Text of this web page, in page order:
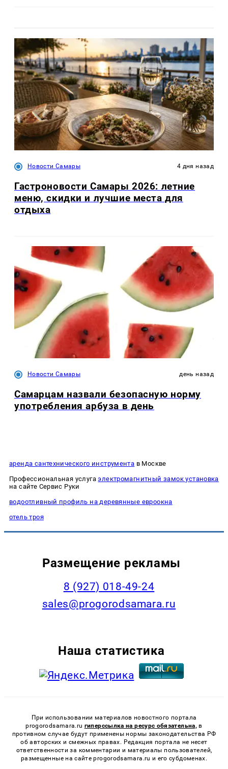
Новости Самары 4 дня назад
Гастроновости Самары 2026: летние
меню, скидки и лучшие места для
отдыха
Новости Самары день назад
Самарцам назвали безопасную норму
употребления арбуза в день
аренда сантехнического инструмента в Москве
Профессиональная услугаэлектромагнитный замок установка
на сайте Сервис Руки
водоотливный профиль на деревянные евроокна
отель троя
Размещение рекламы
8 (927) 018-49-24
sales@progorodsamara.ru
Наша статистика
При использовании материалов новостного портала
progorodsamara.ru гиперссылка на ресурс обязательна, в
противном случае будут применены нормы законодательства РФ
об авторских и смежных правах. Редакция портала не несет
ответственности за комментарии и материалы пользователей,
размещенные на сайте progorodsamara.ru и его субдоменах.